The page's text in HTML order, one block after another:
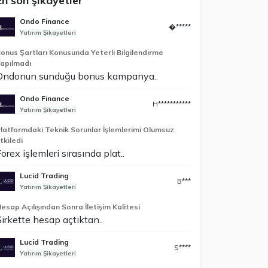
Ondo Finance
Yatırım Şikayetleri
�*****
Şartları Konusunda Yeterli Bilgilendirme
sunduğu bonus kampanya..
Ondo Finance
Yatırım Şikayetleri
H***********
Teknik Sorunlar İşlemlerimi Olumsuz
işlemleri sırasında plat..
Lucid Trading
Yatırım Şikayetleri
B***
Açılışından Sonra İletişim Kalitesi
hesap açtıktan..
Lucid Trading
Yatırım Şikayetleri
S****